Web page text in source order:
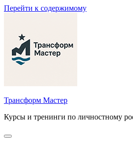
Перейти к содержимому
Трансформ Мастер
Курсы и тренинги по личностному